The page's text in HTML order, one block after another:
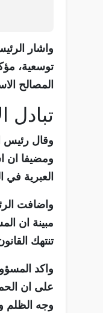
واشار
توسعية،
المصالح
تبادل
وقال رئيس
ومضيفا ان
العبرية في
واضافت
مبينة ان
تنتهك
واكد
على ان
وجه الظلم